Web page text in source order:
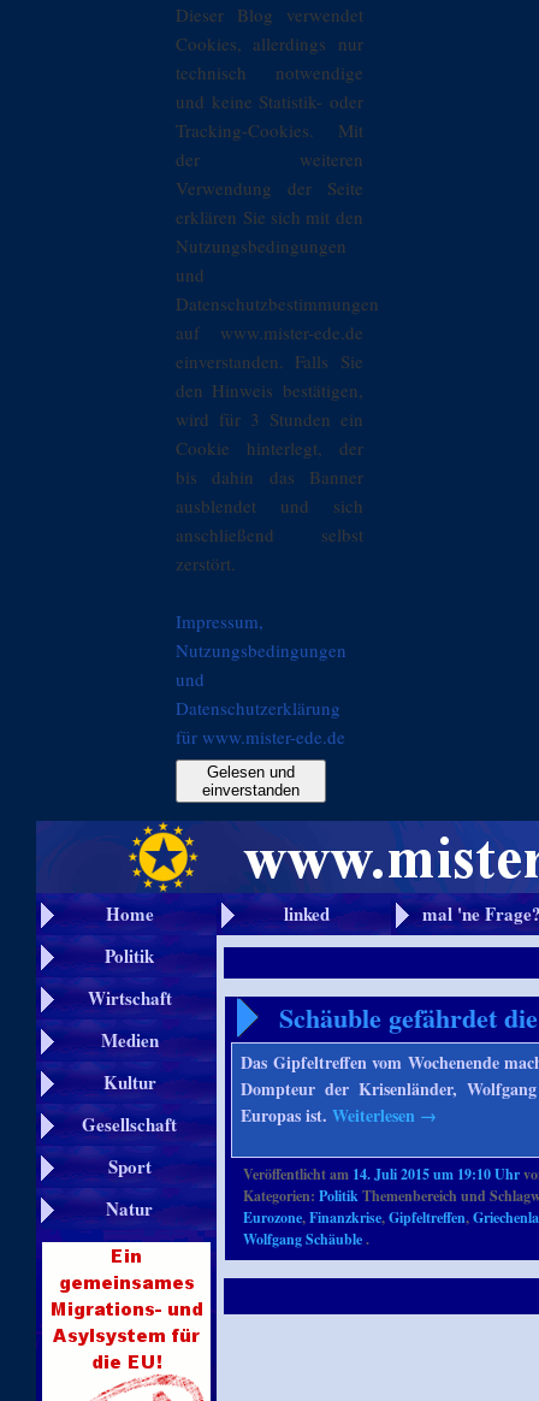
Dieser Blog verwendet
Cookies, allerdings nur
technisch notwendige
und keine Statistik- oder
Tracking-Cookies. Mit
der weiteren
Verwendung der Seite
erklären Sie sich mit den
Nutzungsbedingungen
und
Datenschutzbestimmungen
auf www.mister-ede.de
einverstanden. Falls Sie
den Hinweis bestätigen,
wird für 3 Stunden ein
Cookie hinterlegt, der
bis dahin das Banner
ausblendet und sich
anschließend selbst
zerstört.
Impressum,
Nutzungsbedingungen
und
Datenschutzerklärung
für www.mister-ede.de
Gelesen und
einverstanden
Home linked
mal 'ne
Politik
Wirtschaft
Medien
Kultur
Gesellschaft
Sport
Natur
Schäuble gefährdet
Das Gipfeltreffen vom Wochenende
Dompteur der Krisenländer,
Europas ist.Weiterlesen →
Veröffentlicht am 14. Juli 2015 um 19:10 Uhr
Kategorien:PolitikThemenbereich und
Eurozone,Finanzkrise,Gipfeltreffen,
Wolfgang Schäuble.